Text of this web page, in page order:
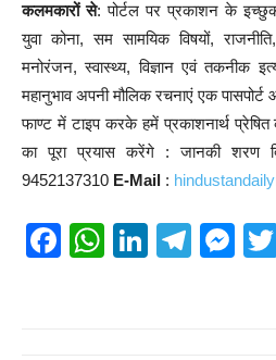
कलमकारों से: पोर्टल पर प्रकाशन के
युवा कोना, सम सामयिक विषयों,
मनोरंजन, स्वास्थ्य, विज्ञान एवं तकनीक
महानुभाव अपनी मौलिक रचनाएं एक
फाण्ट में टाइप करके हमें प्रकाशनार्थ
का पूरा प्रयास करेंगे : जानकी शरण
9452137310 E-Mail :
F
W
Li
T
M